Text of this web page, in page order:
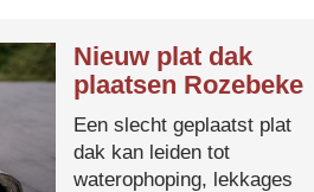
Nieuw plat dak
plaatsen Rozebeke
Een slecht geplaatst plat
dak kan leiden tot
waterophoping, lekkages